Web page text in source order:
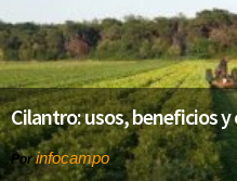
Cilantro: usos, beneficios
Porinfocampo